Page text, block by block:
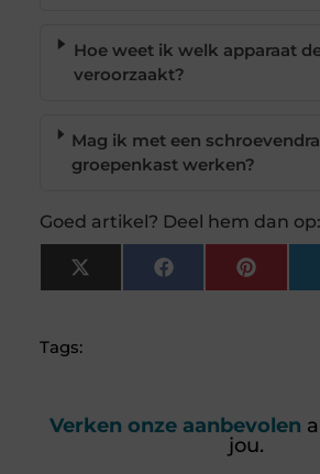
Hoe weet ik welk apparaat
veroorzaakt?
Mag ik met een
groepenkast werken?
Goed artikel? Deel hem dan op:
X
(Twitter)
Facebook
Tags:
Verken onze aanbevolen
jou.